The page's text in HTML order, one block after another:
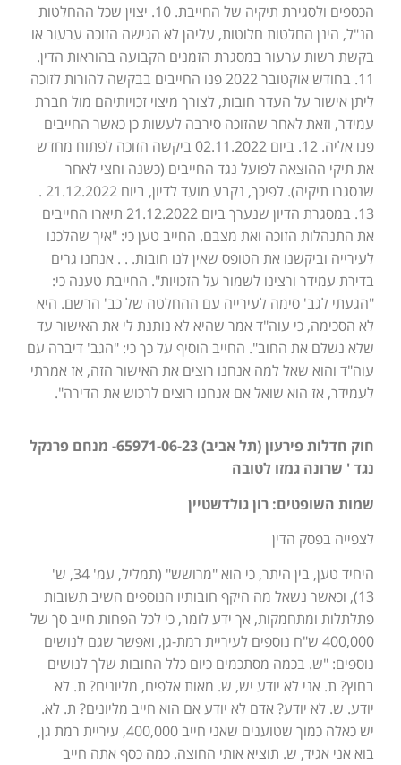
הכספים ולסגירת תיקיה של החייבת. 10. יצוין שכל ההחלטות
הנ"ל, הינן החלטות חלוטות, עליהן לא הגישה הזוכה ערעור או
בקשת רשות ערעור במסגרת הזמנים הקבועה בהוראות הדין.
11. בחודש אוקטובר 2022 פנו החייבים בבקשה להורות לזוכה
ליתן אישור על העדר חובות, לצורך מיצוי זכויותיהם מול חברת
עמידר, וזאת לאחר שהזוכה סירבה לעשות כן כאשר החייבים
פנו אליה. 12. ביום 02.11.2022 ביקשה הזוכה לפתוח מחדש
את תיקי ההוצאה לפועל נגד החייבים (כשנה וחצי לאחר
שנסגרו תיקיה). לפיכך, נקבע מועד לדיון, ביום 21.12.2022 .
13. במסגרת הדיון שנערך ביום 21.12.2022 תיארו החייבים
את התנהלות הזוכה ואת מצבם. החייב טען כי: "איך שהלכנו
לעירייה וביקשנו את הטופס שאין לנו חובות. . . אנחנו גרים
בדירת עמידר ורצינו לשמור על הזכויות". החייבת טענה כי:
"הגעתי לגב' סימה לעירייה עם ההחלטה של כב' הרשם. היא
לא הסכימה, כי עוה"ד אמר שהיא לא נותנת לי את האישור עד
שלא נשלם את החוב". החייב הוסיף על כך כי: "הגב' דיברה עם
עוה"ד והוא שאל למה אנחנו רוצים את האישור הזה, אז אמרתי
לעמידר, אז הוא שואל אם אנחנו רוצים לרכוש את הדירה".
חוק חדלות פירעון (תל אביב) 65971-06-23- מנחם פרנקל
נגד ' שרונה גמזו לטובה
שמות השופטים: רון גולדשטיין
לצפייה בפסק הדין
היחיד טען, בין היתר, כי הוא "מרושש" (תמליל, עמ' 34, ש'
13), וכאשר נשאל מה היקף חובותיו הנוספים השיב תשובות
פתלתלות ומתחמקות, אך ידע לומר, כי לכל הפחות חייב סך של
400,000 ש"ח נוספים לעיריית רמת-גן, ואפשר שגם לנושים
נוספים: "ש. בכמה מסתכמים כיום כלל החובות שלך לנושים
בחוץ? ת. אני לא יודע יש, ש. מאות אלפים, מליונים? ת. לא
יודע. ש. לא יודע? אדם לא יודע אם הוא חייב מליונים? ת. לא.
יש כאלה כמוך שטוענים שאני חייב 400,000, עיריית רמת גן,
בוא אני אגיד, ש. תוציא אותי החוצה. כמה כסף אתה חייב